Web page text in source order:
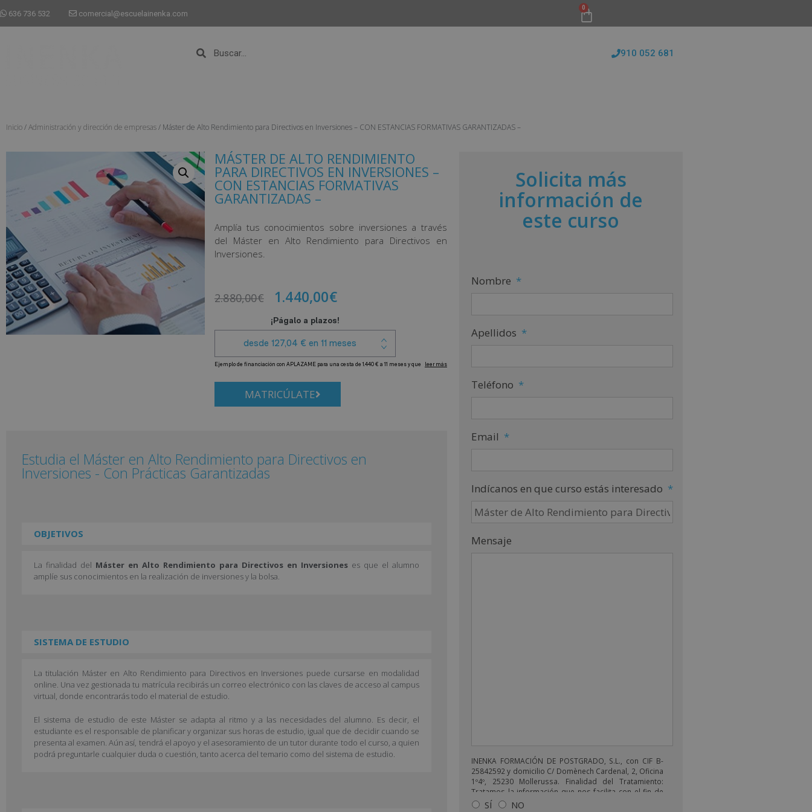
636 736 532 comercial@escuelainenka.com
0
910 052 681
Inicio/Administración y dirección de empresas/ Máster de Alto Rendimiento para Directivos en Inversiones – CON ESTANCIAS FORMATIVAS GARANTIZADAS –
MÁSTER DE ALTO RENDIMIENTO
PARA DIRECTIVOS EN INVERSIONES –
CON ESTANCIAS FORMATIVAS
GARANTIZADAS –
Amplía tus conocimientos sobre inversiones a través
del Máster en Alto Rendimiento para Directivos en
Inversiones.
2.880,00€ 1.440,00€
MATRICÚLATE
Estudia el Máster en Alto Rendimiento para Directivos en
Inversiones - Con Prácticas Garantizadas
OBJETIVOS
La finalidad del Máster en Alto Rendimiento para Directivos en Inversiones es que el alumno
amplíe sus conocimientos en la realización de inversiones y la bolsa.
SISTEMA DE ESTUDIO
La titulación Máster en Alto Rendimiento para Directivos en Inversiones puede cursarse en modalidad
online. Una vez gestionada tu matrícula recibirás un correo electrónico con las claves de acceso al campus
virtual, donde encontrarás todo el material de estudio.
El sistema de estudio de este Máster se adapta al ritmo y a las necesidades del alumno. Es decir, el
estudiante es el responsable de planificar y organizar sus horas de estudio, igual que de decidir cuando se
presenta al examen. Aún así, tendrá el apoyo y el asesoramiento de un tutor durante todo el curso, a quien
podrá preguntarle cualquier duda o cuestión, tanto acerca del temario como del sistema de estudio.
Solicita más
información de
este curso
Nombre *
Apellidos *
Teléfono *
Email *
Indícanos en que curso estás interesado *
Mensaje
INENKA FORMACIÓN DE POSTGRADO, S.L., con CIF B-
25842592 y domicilio C/ Domènech Cardenal, 2, Oficina
1º4º, 25230 Mollerussa. Finalidad del Tratamiento:
Tratamos la información que nos facilita con el fin de
enviarle correos electrónicos de tipo comercial
SÍ NO